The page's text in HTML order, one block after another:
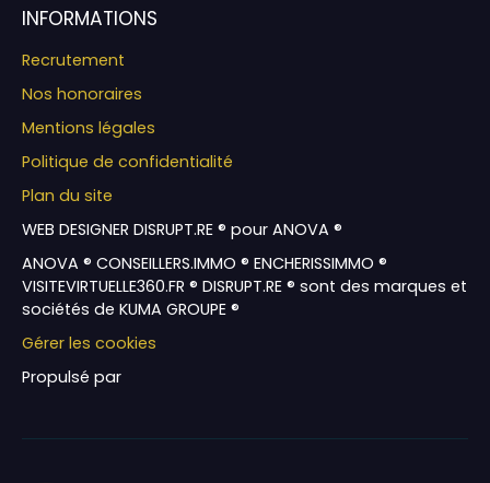
INFORMATIONS
Recrutement
Nos honoraires
Mentions légales
Politique de confidentialité
Plan du site
WEB DESIGNER DISRUPT.RE ® pour ANOVA ®
ANOVA ® CONSEILLERS.IMMO ® ENCHERISSIMMO ®
VISITEVIRTUELLE360.FR ® DISRUPT.RE ® sont des marques et
sociétés de KUMA GROUPE ®
Gérer les cookies
Propulsé par